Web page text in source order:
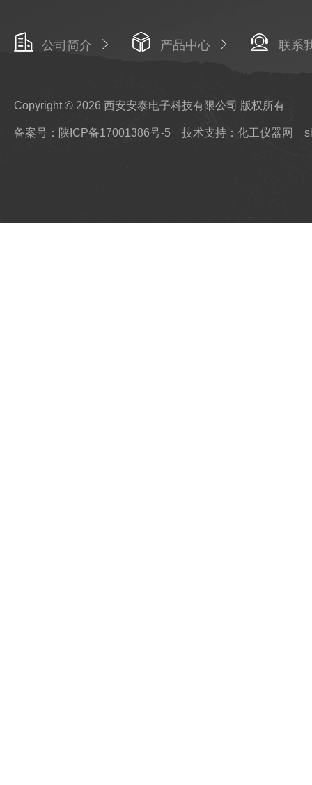
公司简介 产品中心 联系
Copyright © 2026 西安安泰电子科技有限公司 版权所有
备案号：陕ICP备17001386号-5 技术支持：化工仪器网